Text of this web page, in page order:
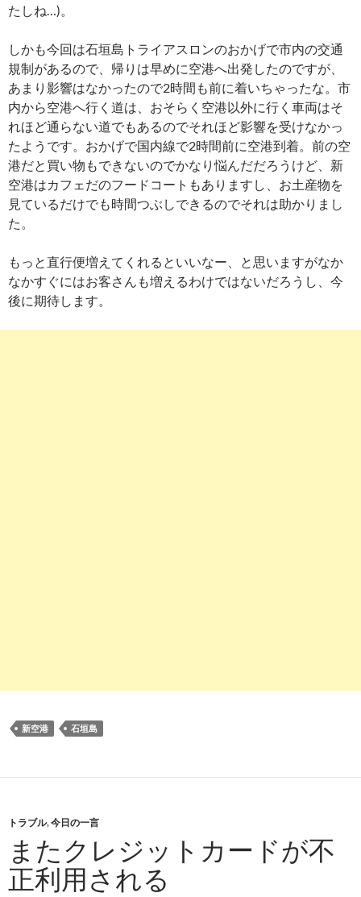
たしね…)。
しかも今回は石垣島トライアスロンのおかげで市内の交通
規制があるので、帰りは早めに空港へ出発したのですが、
あまり影響はなかったので2時間も前に着いちゃったな。市
内から空港へ行く道は、おそらく空港以外に行く車両はそ
れほど通らない道でもあるのでそれほど影響を受けなかっ
たようです。おかげで国内線で2時間前に空港到着。前の空
港だと買い物もできないのでかなり悩んだだろうけど、新
空港はカフェだのフードコートもありますし、お土産物を
見ているだけでも時間つぶしできるのでそれは助かりまし
た。
もっと直行便増えてくれるといいなー、と思いますがなか
なかすぐにはお客さんも増えるわけではないだろうし、今
後に期待します。
新空港 石垣島
トラブル,今日の一言
またクレジットカードが不
正利用される